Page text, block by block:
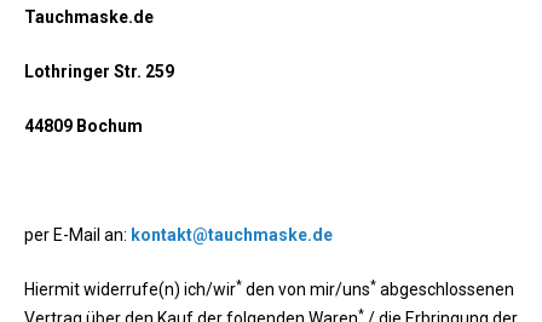
Tauchmaske.de
Lothringer Str. 259
44809 Bochum
per E-Mail an: kontakt@tauchmaske.de
Hiermit widerrufe(n) ich/wir* den von mir/uns* abgeschlossenen
*